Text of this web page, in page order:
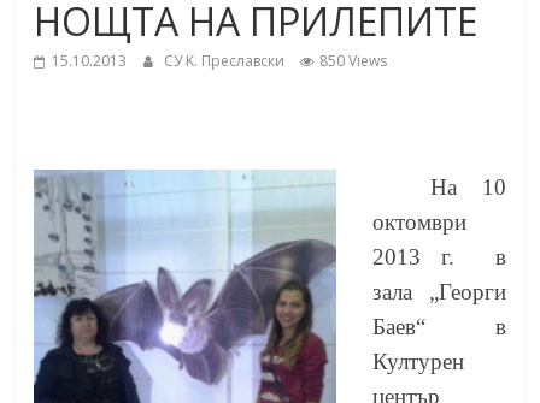
under the Erasmus+ Programme in
Malaga, Spain
School,
училище
"Епископ
Константин
Преславски"
Бургас
НОЩТА НА ПРИЛЕПИТЕ
15.10.2013 СУ K. Преславски 850 Views
На 10
октомври
2013 г.
в
зала „Георги
Баев“ в
Културен
център